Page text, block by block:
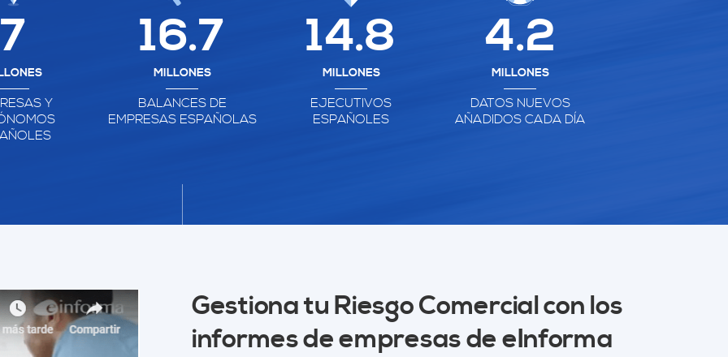
7
Y
16.7
MILLONES
BALANCES DE
EMPRESAS ESPAÑOLAS
14.8
MILLONES
EJECUTIVOS
ESPAÑOLES
4.2
MILLONES
DATOS NUEVOS
AÑADIDOS CADA DÍA
Gestiona tu Riesgo Comercial con los
informes de empresas de eInforma